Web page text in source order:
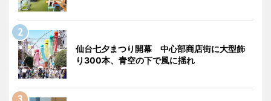
仙台七夕まつり開幕 中心部商店街に大型飾
り300本、青空の下で風に揺れ